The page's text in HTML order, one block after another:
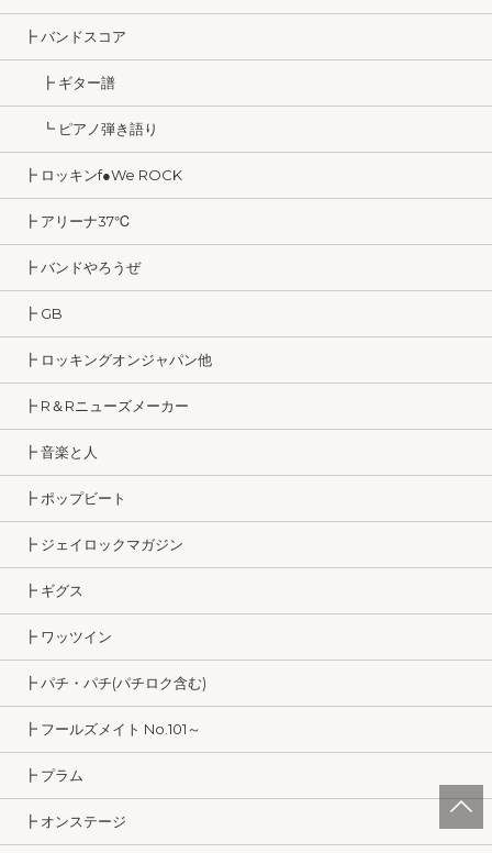
┣ バンドスコア
┣ ギター譜
┗ ピアノ弾き語り
┣ ロッキンf●We ROCK
┣ アリーナ37℃
┣ バンドやろうぜ
┣ GB
┣ ロッキングオンジャパン他
┣ R＆Rニューズメーカー
┣ 音楽と人
┣ ポップビート
┣ ジェイロックマガジン
┣ ギグス
┣ ワッツイン
┣ パチ・パチ(パチロク含む)
┣ フールズメイト No.101～
┣ プラム
┣ オンステージ